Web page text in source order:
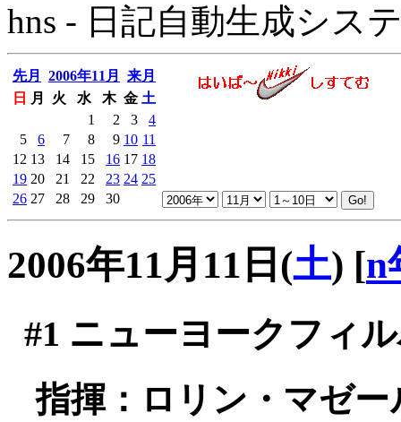
hns - 日記自動生成シス
先月 2006年11月
来月
日
月 火 水 木 金 土
1
2 3
4
5
6 7 8 9 10 11
12 13 14 15 16 17 18
19 20 21 22 23 24 25
26 27 28 29 30
2006年11月11日(土) [n
#1 ニューヨークフィ
指揮：ロリン・マゼー